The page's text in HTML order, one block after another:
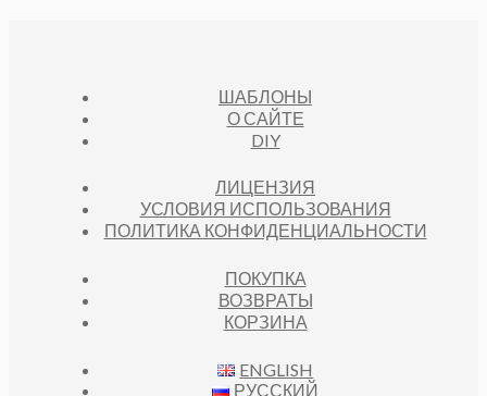
ШАБЛОНЫ
О САЙТЕ
DIY
ЛИЦЕНЗИЯ
УСЛОВИЯ ИСПОЛЬЗОВАНИЯ
ПОЛИТИКА КОНФИДЕНЦИАЛЬНОСТИ
ПОКУПКА
ВОЗВРАТЫ
КОРЗИНА
ENGLISH
РУССКИЙ